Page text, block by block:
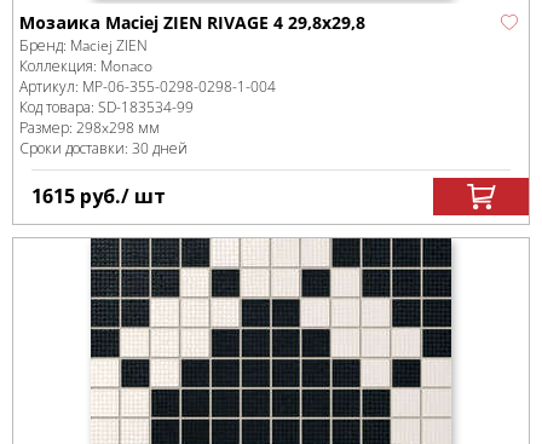
Мозаика Maciej ZIEN RIVAGE 4 29,8x29,8
Бренд: Maciej ZIEN
Коллекция: Monaco
Артикул: MP-06-355-0298-0298-1-004
Код товара: SD-183534-99
Размер: 298x298 мм
Сроки доставки: 30 дней
1615 руб./ шт